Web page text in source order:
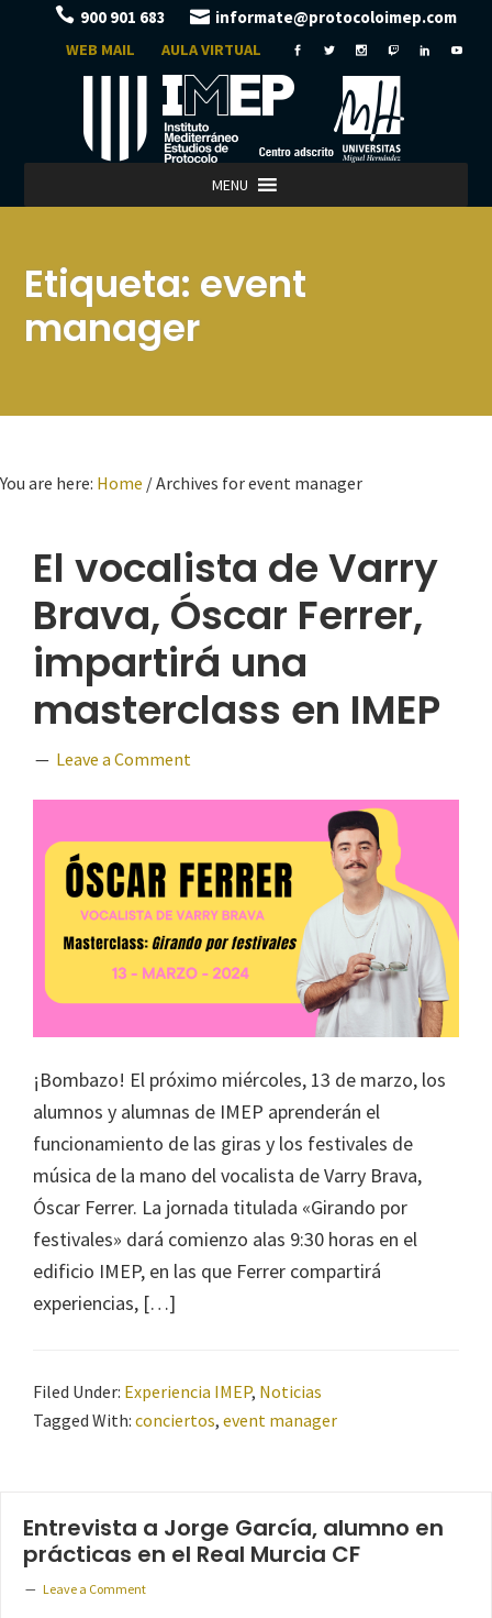
900 901 683 informate@protocoloimep.com
WEB MAIL AULA VIRTUAL
MENU
Etiqueta:event
manager
You are here: Home /Archives for event manager
El vocalista de Varry
Brava, Óscar Ferrer,
impartirá una
masterclass en IMEP
Leave a Comment
¡Bombazo! El próximo miércoles, 13 de marzo, los
alumnos y alumnas de IMEP aprenderán el
funcionamiento de las giras y los festivales de
música de la mano del vocalista de Varry Brava,
Óscar Ferrer. La jornada titulada «Girando por
festivales» dará comienzo alas 9:30 horas en el
edificio IMEP, en las que Ferrer compartirá
experiencias, […]
Filed Under: Experiencia IMEP, Noticias
Tagged With: conciertos, event manager
Entrevista a Jorge García, alumno en
prácticas en el Real Murcia CF
Leave a Comment